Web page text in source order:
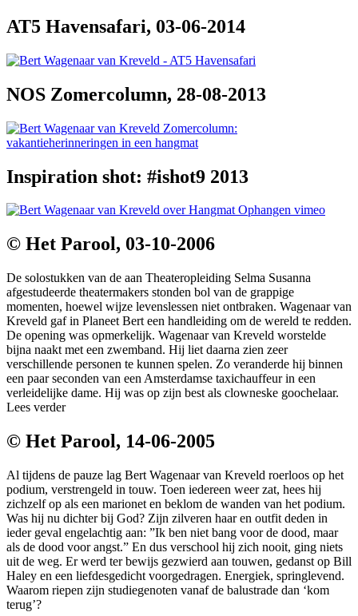
AT5 Havensafari, 03-06-2014
NOS Zomercolumn, 28-08-2013
Inspiration shot: #ishot9 2013
© Het Parool, 03-10-2006
De solostukken van de aan Theateropleiding Selma Susanna
afgestudeerde theatermakers stonden bol van de grappige
momenten, hoewel wijze levenslessen niet ontbraken. Wagenaar van
Kreveld gaf in Planeet Bert een handleiding om de wereld te redden.
De opening was opmerkelijk. Wagenaar van Kreveld worstelde
bijna naakt met een zwemband. Hij liet daarna zien zeer
verschillende personen te kunnen spelen. Zo veranderde hij binnen
een paar seconden van een Amsterdamse taxichauffeur in een
verleidelijke dame. Hij was op zijn best als clowneske goochelaar.
Lees verder
© Het Parool, 14-06-2005
Al tijdens de pauze lag Bert Wagenaar van Kreveld roerloos op het
podium, verstrengeld in touw. Toen iedereen weer zat, hees hij
zichzelf op als een marionet en beklom de wanden van het podium.
Was hij nu dichter bij God? Zijn zilveren haar en outfit deden in
ieder geval engelachtig aan: ”Ik ben niet bang voor de dood, maar
als de dood voor angst.” En dus verschool hij zich nooit, ging niets
uit de weg. Er werd ter bewijs gezwierd aan touwen, gedanst op Bill
Haley en een liefdesgedicht voorgedragen. Energiek, springlevend.
Waarom riepen zijn studiegenoten vanaf de balustrade dan ‘kom
terug’?